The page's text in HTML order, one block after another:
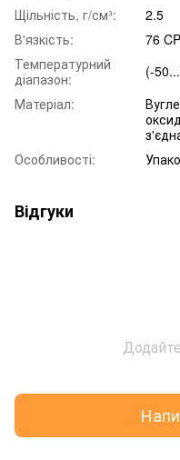
Щільність, г/см³:
2.5
В'язкість:
76
Температурний
діапазон:
(-
Матеріал:
Особливості:
Відгуки